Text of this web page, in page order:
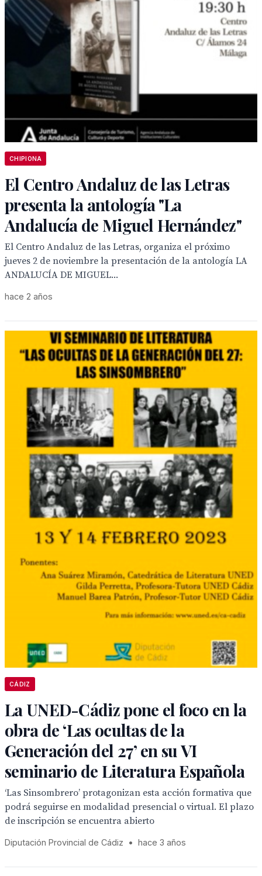
CHIPIONA
El Centro Andaluz de las Letras
presenta la antología "La
Andalucía de Miguel Hernández"
El Centro Andaluz de las Letras, organiza el próximo
jueves 2 de noviembre la presentación de la antología LA
ANDALUCÍA DE MIGUEL...
hace 2 años
CÁDIZ
La UNED-Cádiz pone el foco en la
obra de ‘Las ocultas de la
Generación del 27’ en su VI
seminario de Literatura Española
‘Las Sinsombrero’ protagonizan esta acción formativa que
podrá seguirse en modalidad presencial o virtual. El plazo
de inscripción se encuentra abierto
Diputación Provincial de Cádiz • hace 3 años